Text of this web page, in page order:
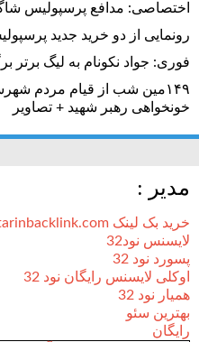
اختصاصی: مدافع پرسپولیس
رونمایی از دو خرید جدید
فوری: جواد نکونام به لیگ برتر
۱۴۹مین شب از قیام مردم
خونخواهی رهبر شهید + تصاویر
مدیر :
خرید بک لینک behtarinbacklink.com
لایسنس نود32
پسورد نود 32
اوکلی لایسنس رایگان نود 32
همیار نود 32
بهترین سئو
رایگان